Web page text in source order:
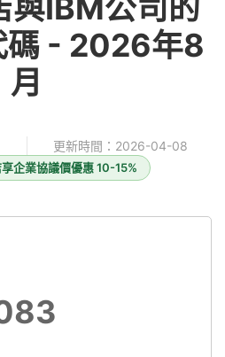
與IBM公司的
碼 - 2026年8
月
更新時間：2026-04-08
企業協議價優惠 10-15%